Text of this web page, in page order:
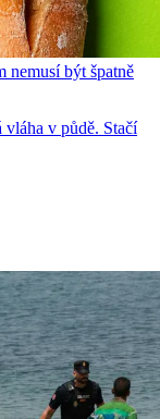
nemusí být špatně
v půdě. Stačí